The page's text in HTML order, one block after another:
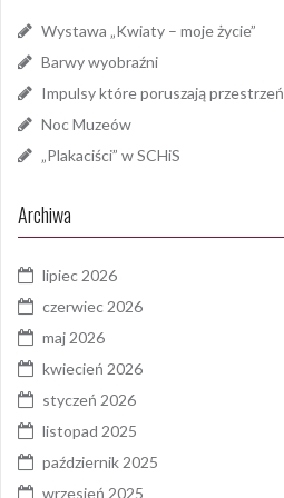
Wystawa „Kwiaty – moje życie”
Barwy wyobraźni
Impulsy które poruszają przestrzeń
Noc Muzeów
„Plakaciści” w SCHiS
Archiwa
lipiec 2026
czerwiec 2026
maj 2026
kwiecień 2026
styczeń 2026
listopad 2025
październik 2025
wrzesień 2025